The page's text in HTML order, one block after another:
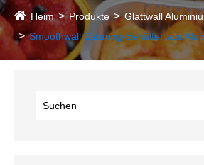
Heim Produkte
Glattwall
Smoothwall Catering-Behälter aus